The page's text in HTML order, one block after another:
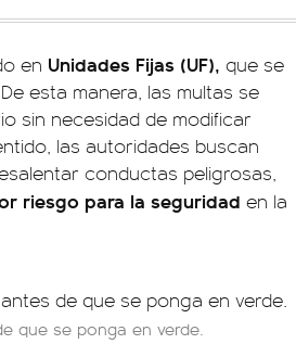
en Unidades Fijas (UF), que se
esta manera, las multas se
sin necesidad de modificar
las autoridades buscan
conductas peligrosas,
riesgo para la seguridad en la
que se ponga en verde.